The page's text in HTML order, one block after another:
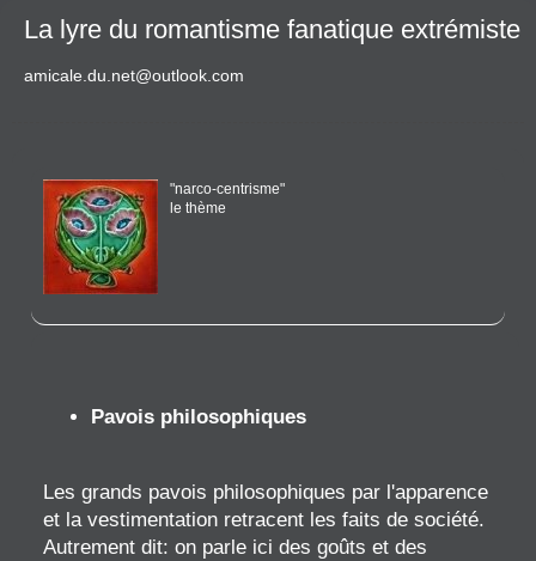
La lyre du romantisme fanatique extrémiste
amicale.du.net@outlook.com
"narco-centrisme"
le thème
Pavois philosophiques
Les grands pavois philosophiques par l'apparence
et la vestimentation retracent les faits de société.
Autrement dit: on parle ici des goûts et des